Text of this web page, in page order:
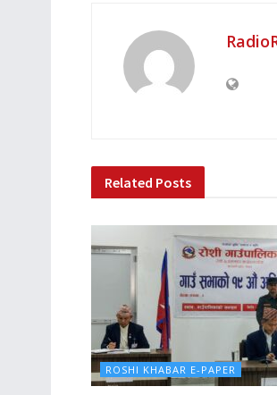
Related Posts
ROSHI KHABAR E-PAPER